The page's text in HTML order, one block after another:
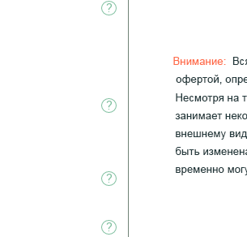
?
?
?
?